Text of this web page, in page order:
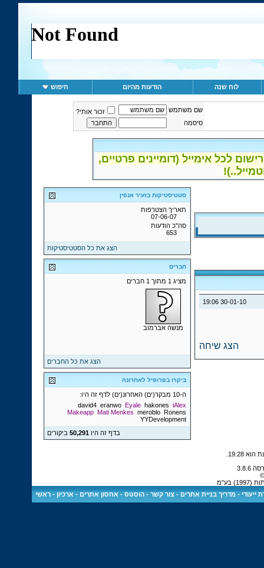
לוח שנה הודעות מהיום חיפוש
שם משתמש
זכור אותי?
סיסמה
לכל אימייל (דומיינים פרטיים,
30-01-10
19:06
הצג שיחה
סטטיסטיקות בזעיר אנפין
תאריך הצטרפות
07-06-07
סה"כ הודעות
653
הצג את כל הסטטיסטיקות
חברים
מציג 1 מתוך 1 חברים
מנשה אברמוב
הצג את כל החברים
ביקרו בפרופיל לאחרונה
ה-10 מבקר(ים) האחרונ(ים) לדף זה היו:
david4 eranwo Eyale hakones iAlex
Makeapp Mati Menkes meroblo Ronens
YYDevelopment
בדף זה היו50,291 ביקורים
19:28
בע"מ
ייעודי -מדריך בניית אתרים -צור קשר -הוסטס - אחסון אתרים - ארכיון -ראשי